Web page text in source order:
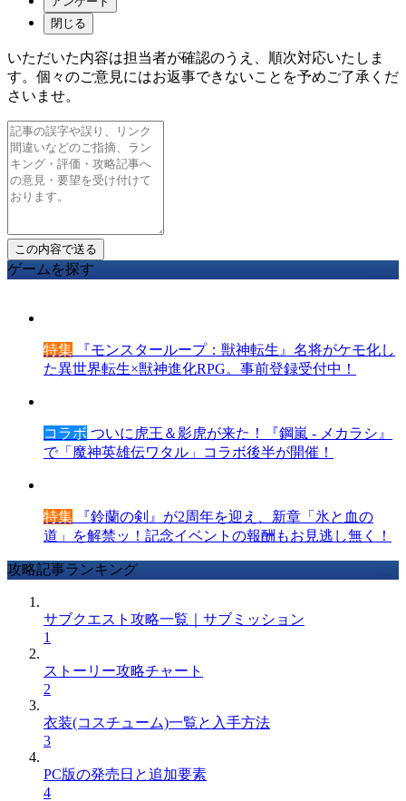
閉じる
いただいた内容は担当者が確認のうえ、順次対応いたしま
す。個々のご意見にはお返事できないことを予めご了承くだ
さいませ。
ゲームを探す
特集 『モンスターループ：獣神転生』名将がケモ化し
た異世界転生×獣神進化RPG。事前登録受付中！
コラボ ついに虎王＆影虎が来た！『鋼嵐 - メカラシ』
で「魔神英雄伝ワタル」コラボ後半が開催！
特集 『鈴蘭の剣』が2周年を迎え、新章「氷と血の
道」を解禁ッ！記念イベントの報酬もお見逃し無く！
攻略記事ランキング
サブクエスト攻略一覧｜サブミッション
1
ストーリー攻略チャート
2
衣装(コスチューム)一覧と入手方法
3
PC版の発売日と追加要素
4